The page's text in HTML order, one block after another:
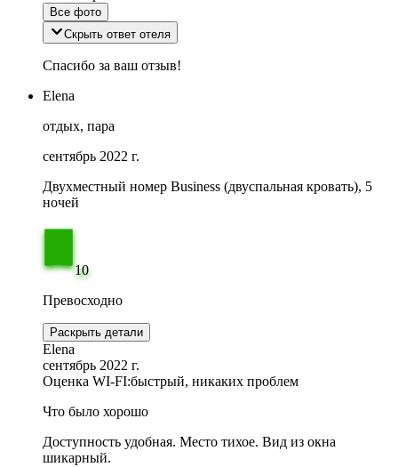
Все фото
Скрыть ответ отеля
Спасибо за ваш отзыв!
Elena
отдых, пара
сентябрь 2022 г.
Двухместный номер Business (двуспальная кровать), 5
ночей
10
Превосходно
Раскрыть детали
Elena
сентябрь 2022 г.
Оценка WI-FI:быстрый, никаких проблем
Что было хорошо
Доступность удобная. Место тихое. Вид из окна
шикарный.